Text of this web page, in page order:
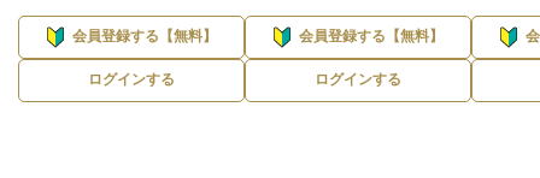
会員登録する【無料】
ログインする
会員登録する【無料】
ログインする